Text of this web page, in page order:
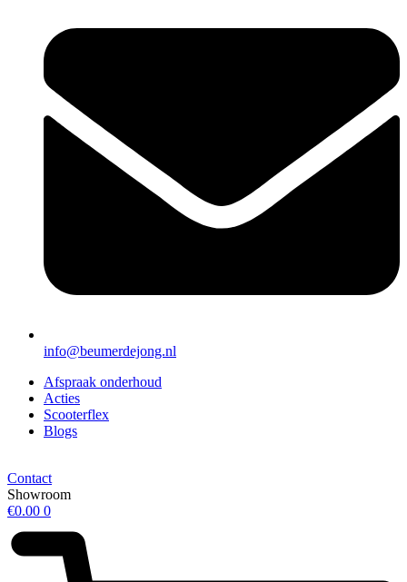
info@beumerdejong.nl
Afspraak onderhoud
Acties
Scooterflex
Blogs
Contact
Showroom
€0.00 0